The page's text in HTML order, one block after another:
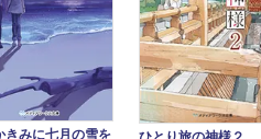
きみに七月の雪を